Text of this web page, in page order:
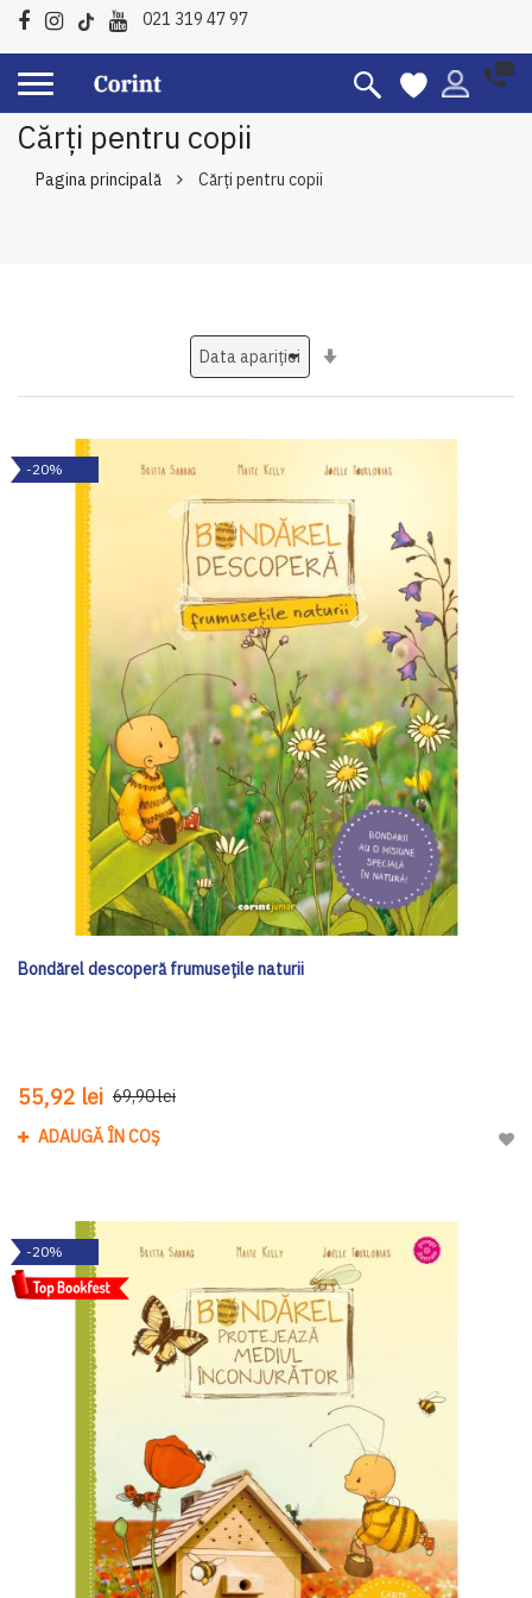
021 319 47 97
Cărți pentru copii
Pagina principală Cărți pentru copii
-20%
Bondărel descoperă frumusețile naturii
55,92 lei 69,90 lei
ADAUGĂ ÎN COȘ
-20%